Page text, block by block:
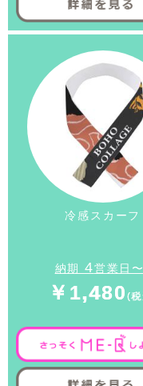
冷感スカーフ
納期 4営業日〜
￥1,480